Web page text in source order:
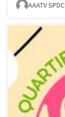
AAATV SPDC